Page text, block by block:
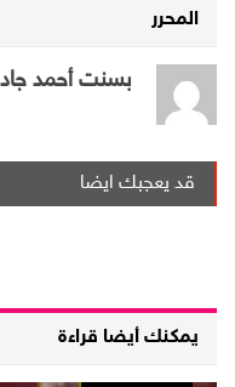
المحرر
بسنت أحمد جاد
قد يعجبك ايضا
يمكنك أيضا قراءة